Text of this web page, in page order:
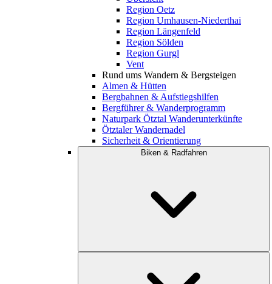
Region Oetz
Region Umhausen-Niederthai
Region Längenfeld
Region Sölden
Region Gurgl
Vent
Rund ums Wandern & Bergsteigen
Almen & Hütten
Bergbahnen & Aufstiegshilfen
Bergführer & Wanderprogramm
Naturpark Ötztal Wanderunterkünfte
Ötztaler Wandernadel
Sicherheit & Orientierung
Biken & Radfahren